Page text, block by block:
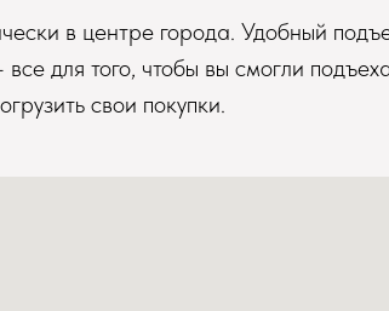
в центре города. Удобный
для того, чтобы вы смогли
свои покупки.